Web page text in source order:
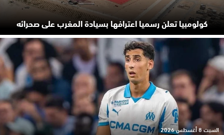
كولومبيا تعلن رسميا اعترافها بسيادة المغرب على صحرائه
السبت 8 أغسطس 2026